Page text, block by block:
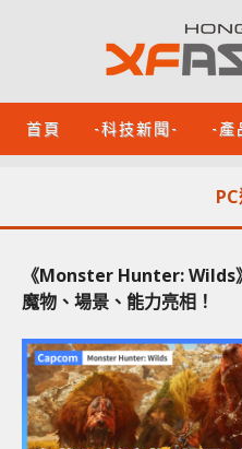
首頁 -科技新聞- -產
《Monster Hunter: Wilds
魔物、場景、能力亮相！